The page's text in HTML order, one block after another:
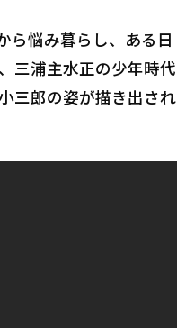
ら悩み暮らし、ある日
三浦主水正の少年時代
三郎の姿が描き出され